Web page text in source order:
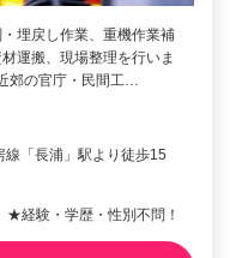
埋戻し作業、重機作業補
運搬、現場整理を行いま
郊の官庁・民間工…
「長浦」駅より徒歩15
経験・学歴・性別不問！